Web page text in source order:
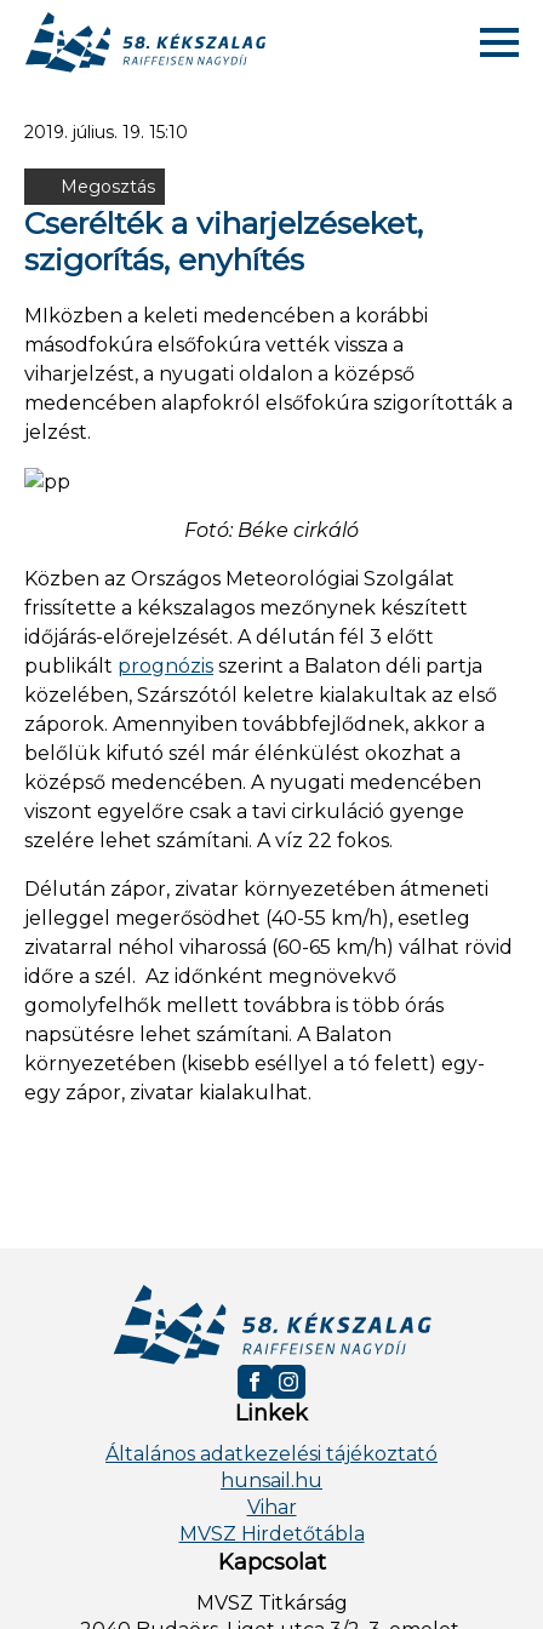
2019. július. 19. 15:10
Megosztás
Cserélték a viharjelzéseket,
szigorítás, enyhítés
MIközben a keleti medencében a korábbi
másodfokúra elsőfokúra vették vissza a
viharjelzést, a nyugati oldalon a középső
medencében alapfokról elsőfokúra szigorították a
jelzést.
Fotó: Béke cirkáló
Közben az Országos Meteorológiai Szolgálat
frissítette a kékszalagos mezőnynek készített
időjárás-előrejelzését. A délután fél 3 előtt
publikált prognózis szerint a Balaton déli partja
közelében, Szárszótól keletre kialakultak az első
záporok. Amennyiben továbbfejlődnek, akkor a
belőlük kifutó szél már élénkülést okozhat a
középső medencében. A nyugati medencében
viszont egyelőre csak a tavi cirkuláció gyenge
szelére lehet számítani. A víz 22 fokos.
Délután zápor, zivatar környezetében átmeneti
jelleggel megerősödhet (40-55 km/h), esetleg
zivatarral néhol viharossá (60-65 km/h) válhat rövid
időre a szél. Az időnként megnövekvő
gomolyfelhők mellett továbbra is több órás
napsütésre lehet számítani. A Balaton
környezetében (kisebb eséllyel a tó felett) egy-
egy zápor, zivatar kialakulhat.
Linkek
Általános adatkezelési tájékoztató
hunsail.hu
Vihar
MVSZ Hirdetőtábla
Kapcsolat
MVSZ Titkárság